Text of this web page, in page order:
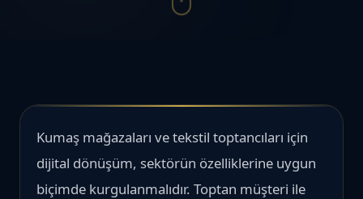
Kumaş mağazaları ve tekstil toptancıları için
dijital dönüşüm, sektörün özelliklerine uygun
biçimde kurgulanmalıdır. Toptan müşteri ile